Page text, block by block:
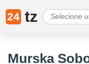
24 tz
Murska